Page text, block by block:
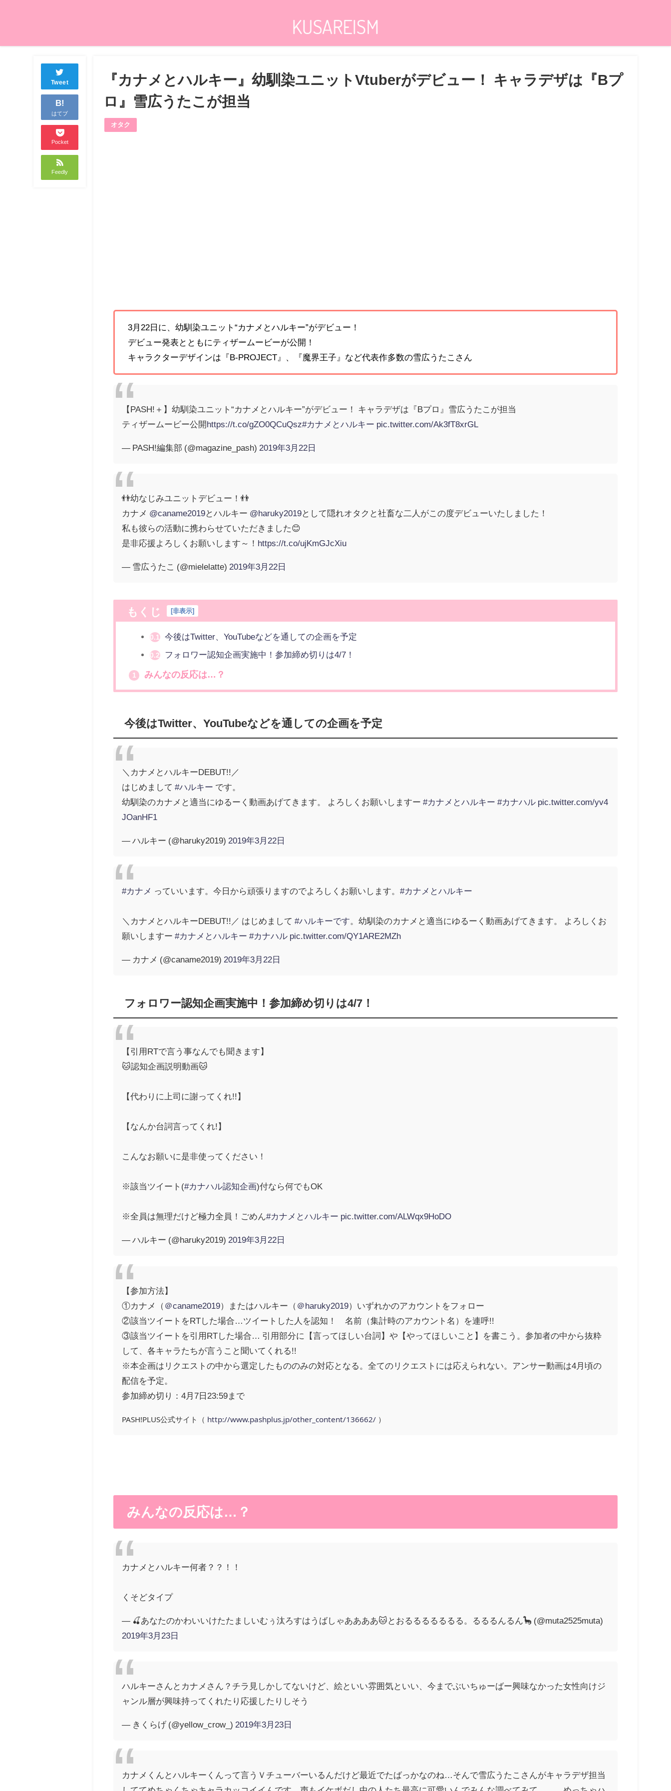
Tweet
B!
はてブ
Pocket
Feedly
『カナメとハルキー』幼馴染ユニットVtuberがデビュー！ キャラデザは『Bプ
ロ』雪広うたこが担当
オタク
3月22日に、幼馴染ユニット“カナメとハルキー”がデビュー！
デビュー発表とともにティザームービーが公開！
キャラクターデザインは『B-PROJECT』、『魔界王子』など代表作多数の雪広うたこさん
【PASH!＋】幼馴染ユニット“カナメとハルキー”がデビュー！ キャラデザは『Bプロ』雪広うたこが担当
ティザームービー公開https://t.co/gZO0QCuQsz#カナメとハルキー pic.twitter.com/Ak3fT8xrGL
— PASH!編集部 (@magazine_pash) 2019年3月22日
👬幼なじみユニットデビュー！👬
カナメ @caname2019とハルキー @haruky2019として隠れオタクと社畜な二人がこの度デビューいたしました！
私も彼らの活動に携わらせていただきました😊
是非応援よろしくお願いします～！ https://t.co/ujKmGJcXiu
— 雪広うたこ (@mielelatte) 2019年3月22日
もくじ [非表示]
0.1 今後はTwitter、YouTubeなどを通しての企画を予定
0.2 フォロワー認知企画実施中！参加締め切りは4/7！
1 みんなの反応は…？
今後はTwitter、YouTubeなどを通しての企画を予定
＼カナメとハルキーDEBUT!!／
はじめまして#ハルキー です。
幼馴染のカナメと適当にゆるーく動画あげてきます。 よろしくお願いしますー#カナメとハルキー #カナハル pic.twitter.com/yv4
JOanHF1
— ハルキー (@haruky2019) 2019年3月22日
#カナメ っていいます。今日から頑張りますのでよろしくお願いします。#カナメとハルキー
＼カナメとハルキーDEBUT!!／ はじめまして#ハルキーです 。幼馴染のカナメと適当にゆるーく動画あげてきます。 よろしくお
願いしますー#カナメとハルキー #カナハル pic.twitter.com/QY1ARE2MZh
— カナメ (@caname2019) 2019年3月22日
フォロワー認知企画実施中！参加締め切りは4/7！
【引用RTで言う事なんでも聞きます】
🐱認知企画説明動画🐱
【代わりに上司に謝ってくれ!!】
【なんか台詞言ってくれ!】
こんなお願いに是非使ってください！
※該当ツイート(#カナハル認知企画)付なら何でもOK
※全員は無理だけど極力全員！ごめん#カナメとハルキー pic.twitter.com/ALWqx9HoDO
— ハルキー (@haruky2019) 2019年3月22日
【参加方法】
①カナメ（ ＠caname2019）またはハルキー（ ＠haruky2019）いずれかのアカウントをフォロー
②該当ツイートをRTした場合…ツイートした人を認知！ 名前（集計時のアカウント名）を連呼!!
③該当ツイートを引用RTした場合… 引用部分に【言ってほしい台詞】や【やってほしいこと】を書こう。参加者の中から抜粋
して、各キャラたちが言うこと聞いてくれる!!
※本企画はリクエストの中から選定したもののみの対応となる。全てのリクエストには応えられない。アンサー動画は4月頃の
配信を予定。
参加締め切り：4月7日23:59まで
PASH!PLUS公式サイト（ http://www.pashplus.jp/other_content/136662/ ）
みんなの反応は…？
カナメとハルキー何者？？！！
くそどタイプ
— 🍒あなたのかわいいけたたましいむぅ汰ろすはうばしゃああああ🐱とおるるるるるるる。るるるんるん🦕 (@muta2525muta)
2019年3月23日
ハルキーさんとカナメさん？チラ見しかしてないけど、絵といい雰囲気といい、今までぶいちゅーばー興味なかった女性向けジ
ャンル層が興味持ってくれたり応援したりしそう
— きくらげ (@yellow_crow_) 2019年3月23日
カナメくんとハルキーくんって言うＶチューバーいるんだけど最近でたばっかなのね…そんで雪広うたこさんがキャラデザ担当